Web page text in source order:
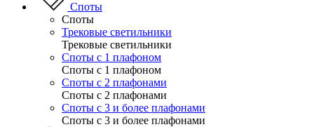
Споты
Споты
Трековые светильники
Трековые светильники
Споты с 1 плафоном
Споты с 1 плафоном
Споты с 2 плафонами
Споты с 2 плафонами
Споты с 3 и более плафонами
Споты с 3 и более плафонами